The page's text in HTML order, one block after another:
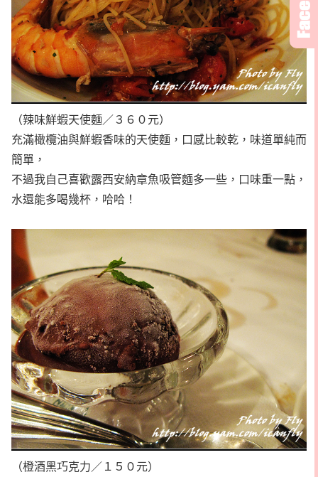
（辣味鮮蝦天使麵／３６０元）
充滿橄欖油與鮮蝦香味的天使麵，口感比較乾，味道單純而
簡單，
不過我自己喜歡露西安納章魚吸管麵多一些，口味重一點，
水還能多喝幾杯，哈哈！
（橙酒黑巧克力／１５０元）